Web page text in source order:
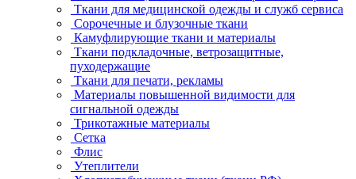
Ткани для медицинской одежды и служб сервиса
Сорочечные и блузочные ткани
Камуфлирующие ткани и материалы
Ткани подкладочные, ветрозащитные,
пуходержащие
Ткани для печати, рекламы
Материалы повышенной видимости для
сигнальной одежды
Трикотажные материалы
Сетка
Флис
Утеплители